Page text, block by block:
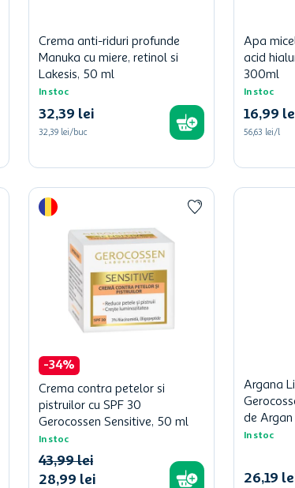
Crema anti-riduri profunde
Manuka cu miere, retinol si
Lakesis, 50 ml
In stoc
32,39 lei
32,39 lei/buc
Apa
acid
300ml
In stoc
16,99
56,63 lei/l
-34%
Crema contra petelor si
pistruilor cu SPF 30
Gerocossen Sensitive, 50 ml
In stoc
28,99 lei
43,99 lei
Argana
de Argan
In stoc
26,19